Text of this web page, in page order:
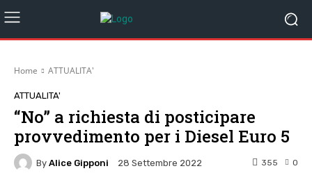
Home ATTUALITA'
ATTUALITA'
“No” a richiesta di posticipare
provvedimento per i Diesel Euro 5
By Alice Gipponi 28 Settembre 2022 0
355